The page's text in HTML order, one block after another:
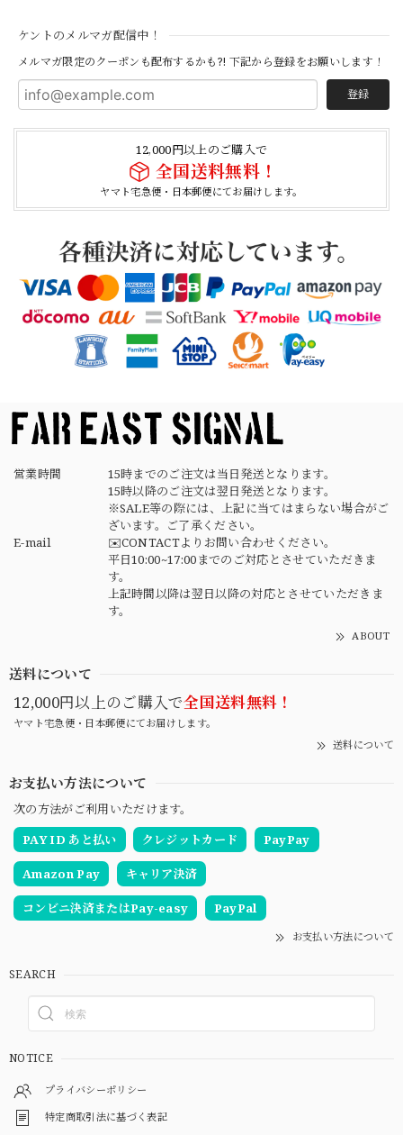
ケントのメルマガ配信中！
メルマガ限定のクーポンも配布するかも?! 下記から登録をお願いします！
登録
12,000円以上のご購入で
全国送料無料！
ヤマト宅急便・日本郵便にてお届けします。
BLACK
2026/04/21
【Cooperstown Ball Cap】Made in USA Baseball Cap "1938 HOLLYWOOD STARS" 新品 クーパーズタウンボールキャップ ハリウッドスターズ 6パネル
NAVY
2026/04/21
⑥サイズ
2026/04/17
German Army Rubber Suspenders "Used" ドイツ軍 ラバーサスペンダー
2026/04/02
営業時間
15時までのご注文は当日発送となります。
15時以降のご注文は翌日発送となります。
※SALE等の際には、上記に当てはまらない場合がご
ざいます。ご了承ください。
E-mail
✉️CONTACTよりお問い合わせください。
平日10:00~17:00までのご対応とさせていただきま
す。
上記時間以降は翌日以降の対応とさせていただきま
す。
ABOUT
送料について
12,000円以上のご購入で全国送料無料！
ヤマト宅急便・日本郵便にてお届けします。
送料について
お支払い方法について
次の方法がご利用いただけます。
PAY ID あと払い
クレジットカード PayPay
Amazon Pay キャリア決済
コンビニ決済またはPay-easy PayPal
お支払い方法について
SEARCH
NOTICE
プライバシーポリシー
特定商取引法に基づく表記